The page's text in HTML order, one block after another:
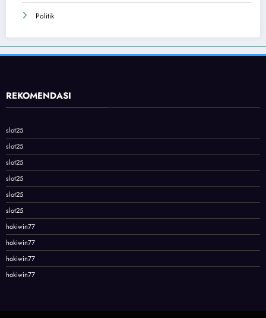
Politik
REKOMENDASI
slot25
slot25
slot25
slot25
slot25
slot25
hokiwin77
hokiwin77
hokiwin77
hokiwin77